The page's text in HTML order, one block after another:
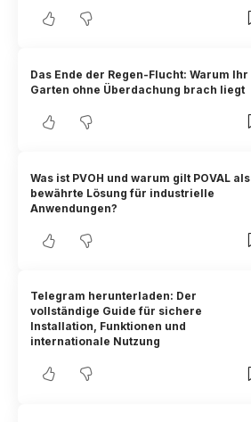
Das Ende der Regen-Flucht: Warum Ihr
Garten ohne Überdachung brach liegt
Was ist PVOH und warum gilt POVAL als
bewährte Lösung für industrielle
Anwendungen?
Telegram herunterladen: Der
vollständige Guide für sichere
Installation, Funktionen und
internationale Nutzung